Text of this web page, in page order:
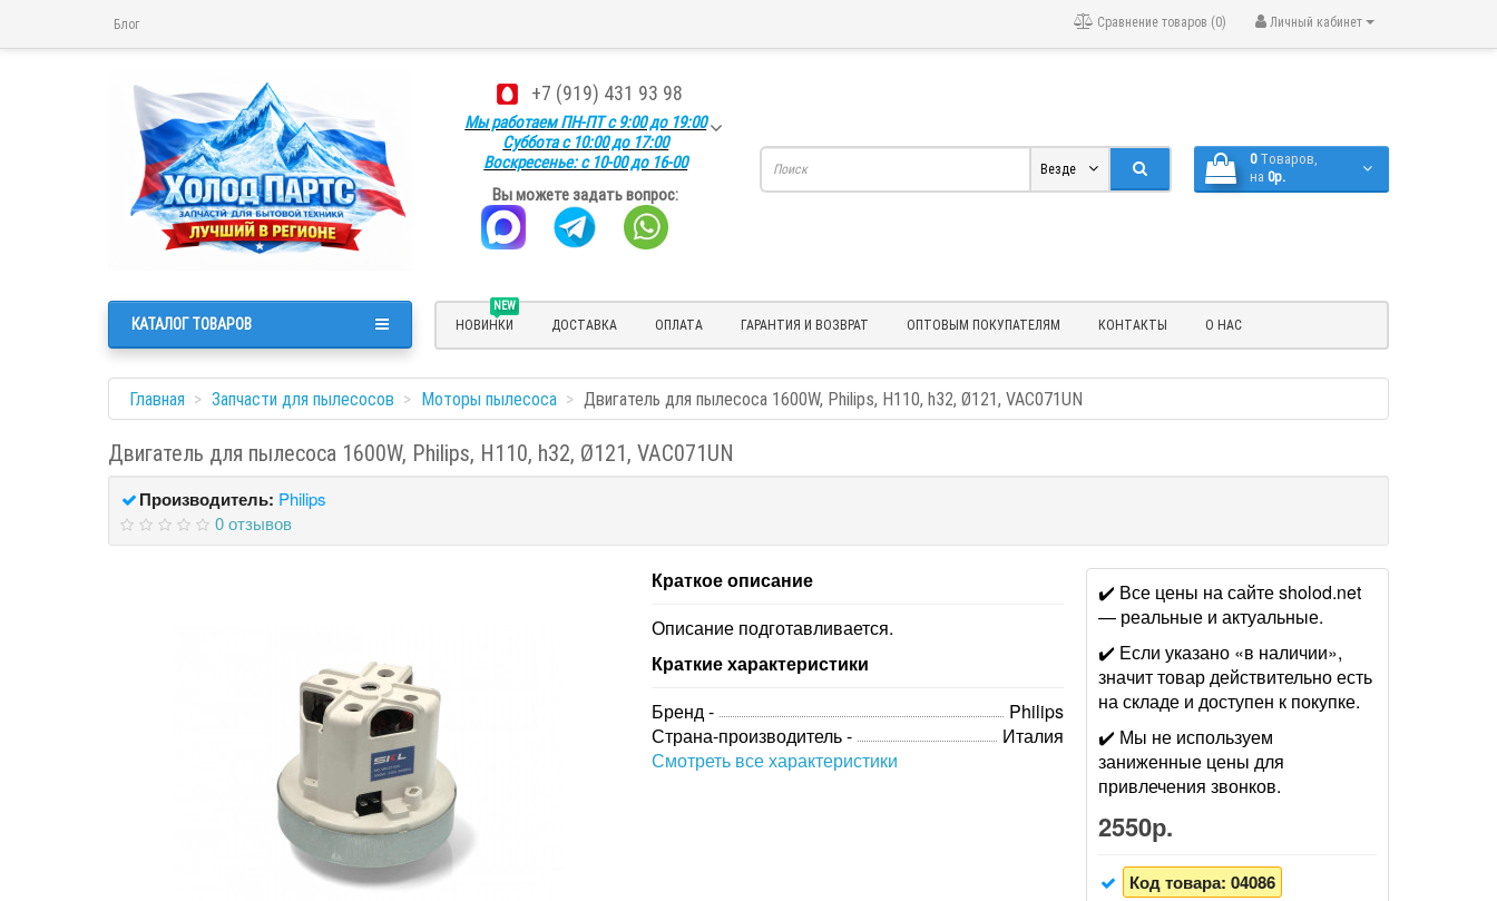
Блог Личный кабинет
Сравнение товаров (0)
+7 (919) 431 93 98
Мы работаем ПН-ПТ с 9:00 до 19:00
Суббота с 10:00 до 17:00
Воскресенье: с 10-00 до 16-00
Вы можете задать вопрос:
0 Tоваров,
на 0р.
Везде
NEW
НОВИНКИ ДОСТАВКА ОПЛАТА ГАРАНТИЯ И ВОЗВРАТ ОПТОВЫМ ПОКУПАТЕЛЯМ КОНТАКТЫ О НАС
КАТАЛОГ ТОВАРОВ
Главная Запчасти для пылесосов Моторы пылесоса Двигатель для пылесоса 1600W, Philips, Н110, h32, Ø121, VAC071UN
Двигатель для пылесоса 1600W, Philips, Н110, h32, Ø121, VAC071UN
Производитель: Philips
0 отзывов
Краткое описание
Описание подготавливается.
Краткие характеристики
Бренд -
Philips
Страна-производитель -
Италия
Смотреть все характеристики
✔️ Все цены на сайте sholod.net
— реальные и актуальные.
✔️ Если указано «в наличии»,
значит товар действительно есть
на складе и доступен к покупке.
✔️ Мы не используем
заниженные цены для
привлечения звонков.
2550р.
Код товара: 04086